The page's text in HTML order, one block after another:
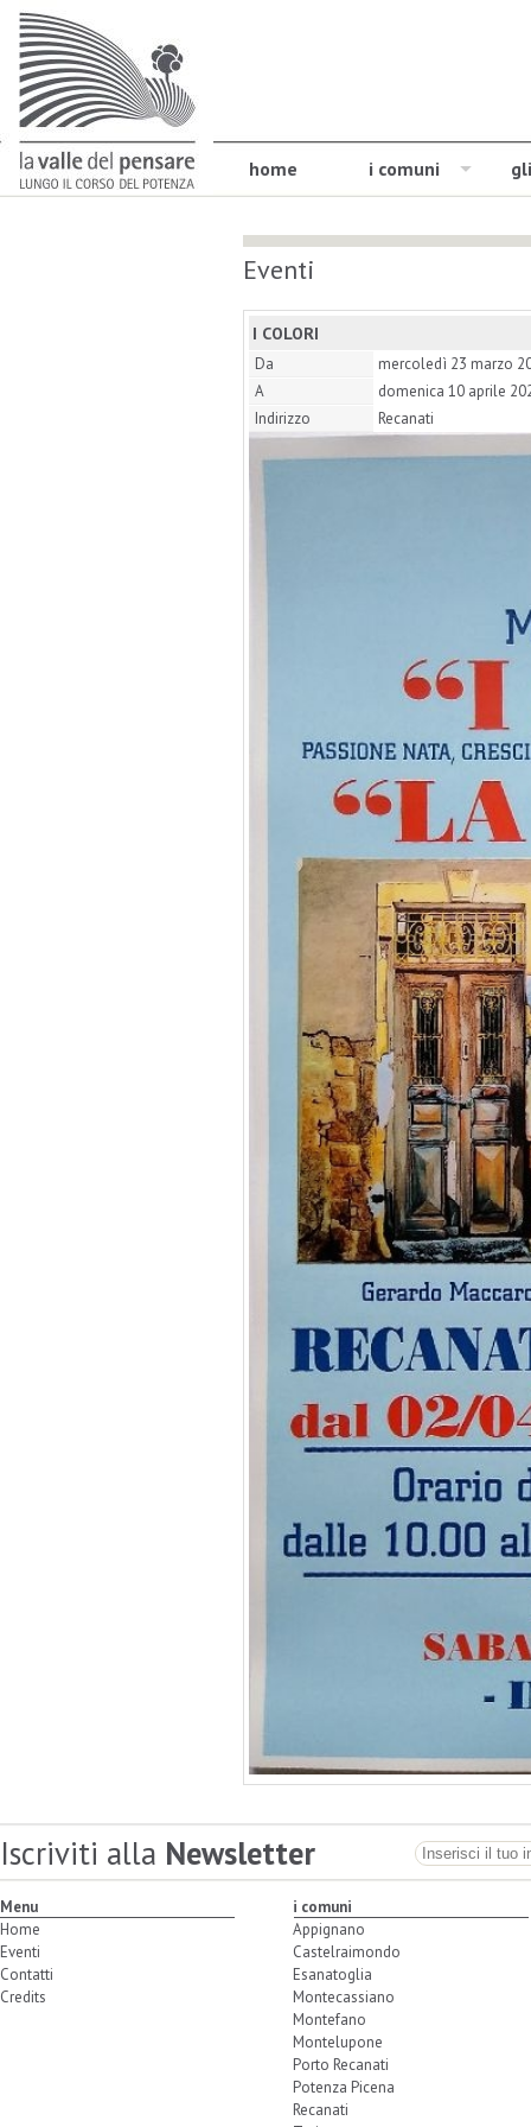
home i comuni
Eventi
I COLORI
Da
mercoledì 23 marzo
A
domenica 10 aprile
Indirizzo
Recanati
Iscriviti alla Newsletter
Menu
Home
Eventi
Contatti
Credits
i comuni
Appignano
Castelraimondo
Esanatoglia
Montecassiano
Montefano
Montelupone
Porto Recanati
Potenza Picena
Recanati